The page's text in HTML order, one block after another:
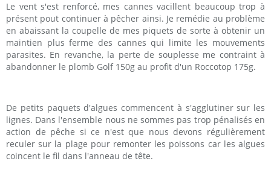
Le vent s'est renforcé, mes cannes vacillent beaucoup trop à
présent pout continuer à pêcher ainsi. Je remédie au problème
en abaissant la coupelle de mes piquets de sorte à obtenir un
maintien plus ferme des cannes qui limite les mouvements
parasites. En revanche, la perte de souplesse me contraint à
abandonner le plomb Golf 150g au profit d'un Roccotop 175g.
De petits paquets d'algues commencent à s'agglutiner sur les
lignes. Dans l'ensemble nous ne sommes pas trop pénalisés en
action de pêche si ce n'est que nous devons régulièrement
reculer sur la plage pour remonter les poissons car les algues
coincent le fil dans l'anneau de tête.